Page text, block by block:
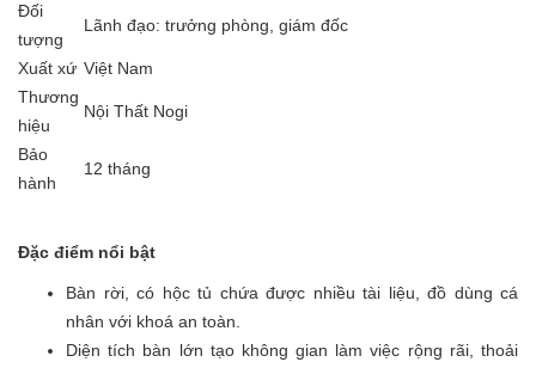
Đối
tượng
Lãnh đạo: trưởng phòng, giám đốc
Xuất xứ Việt Nam
Thương
hiệu
Nội Thất Nogi
Bảo
hành
12 tháng
Đặc điểm nổi bật
Bàn rời, có hộc tủ chứa được nhiều tài liệu, đồ dùng cá
nhân với khoá an toàn.
Diện tích bàn lớn tạo không gian làm việc rộng rãi, thoải